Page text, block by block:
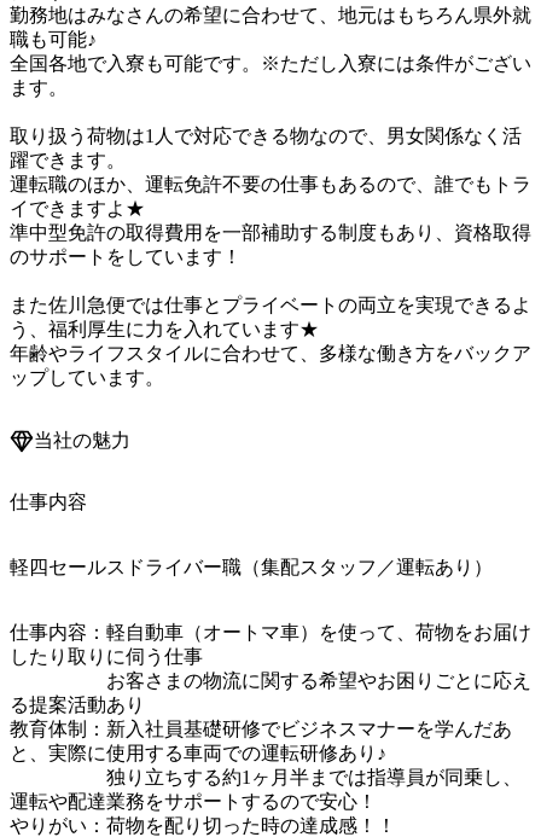
勤務地はみなさんの希望に合わせて、地元はもちろん県外就
職も可能♪
全国各地で入寮も可能です。※ただし入寮には条件がござい
ます。
取り扱う荷物は1人で対応できる物なので、男女関係なく活
躍できます。
運転職のほか、運転免許不要の仕事もあるので、誰でもトラ
イできますよ★
準中型免許の取得費用を一部補助する制度もあり、資格取得
のサポートをしています！
また佐川急便では仕事とプライベートの両立を実現できるよ
う、福利厚生に力を入れています★
年齢やライフスタイルに合わせて、多様な働き方をバックア
ップしています。
当社の魅力
仕事内容
軽四セールスドライバー職（集配スタッフ／運転あり）
仕事内容：軽自動車（オートマ車）を使って、荷物をお届け
したり取りに伺う仕事
お客さまの物流に関する希望やお困りごとに応え
る提案活動あり
教育体制：新入社員基礎研修でビジネスマナーを学んだあ
と、実際に使用する車両での運転研修あり♪
独り立ちする約1ヶ月半までは指導員が同乗し、
運転や配達業務をサポートするので安心！
やりがい：荷物を配り切った時の達成感！！